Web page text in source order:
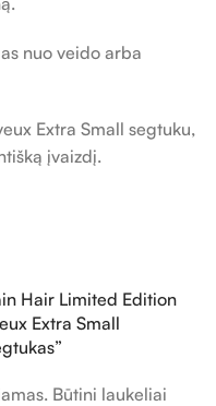
nuo veido arba
Extra Small segtuku,
įvaizdį.
Hair Limited Edition
Extra Small
Būtini laukeliai